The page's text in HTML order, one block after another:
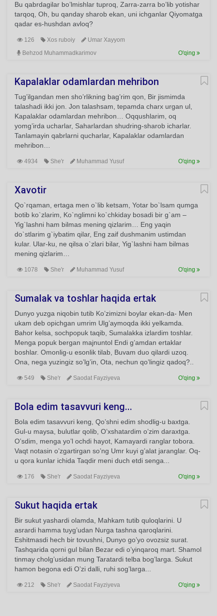
Bu qabrdagilar bo’lmishlar tuproq, Zarra-zarra bo’lib yotishar
tarqoq, Oh, bu qanday sharob ekan, uni ichganlar Qiyomatga
qadar es-hushdan avloq?
126 Xos ruboiy
Umar Xayyom
Behzod Muhammadkarimov
O'qing
Kapalaklar odamlardan mehribon
Tug’ilgandan men sho’rlikning bag’rim qon, Bir jismimda
talashadi ikki jon. Jon talashsam, tepamda charx urgan ul,
Kapalaklar odamlardan mehribon… Oqqushlarim, oq
yomg’irda ucharlar, Saharlardan shudring-sharob icharlar.
Tanlamayin qabrlarni qucharlar, Kapalaklar odamlardan
mehribon…
4934 She'r Muhammad Yusuf O'qing
Xavotir
Qo`rqaman, ertaga men o`lib ketsam, Yotar bo`lsam qumga
botib ko`zlarim, Ko`nglimni ko`chkiday bosadi bir g`am –
Yig`lashni ham bilmas mening qizlarim… Eng yaqin
do`stlarim g`iybatim qilar, Eng zaif dushmanim ustimdan
kular. Ular-ku, ne qilsa o`zlari bilar, Yig`lashni ham bilmas
mening qizlarim…
1078 She'r Muhammad Yusuf O'qing
Sumalak va toshlar haqida ertak
Dunyo yuzga niqobin tutib Ko’zimizni boylar ekan-da- Men
ukam deb opichgan umrim Ulg’aymoqda ikki yelkamda.
Bahor kelsa, sochpopuk taqib, Sumalakka izlardim toshlar.
Menga popuk bergan majnuntol Endi g’amdan ertaklar
boshlar. Omonlig-u esonlik tilab, Buvam duo qilardi uzoq.
Ona, nega yuzingiz so’lg’in, Ota, nechun qo’lingiz qadoq?..
549 She'r Saodat Fayziyeva O'qing
Bola edim tasavvuri keng...
Bola edim tasavvuri keng, Qo’shni edim shodlig-u baxtga.
Gul-u maysa, bulutlar qolib, O’xshatardim o’zim daraxtga.
O’sdim, menga yo’l ochdi hayot, Kamayardi ranglar tobora.
Vaqt notasin o’zgartirgan so’ng Umr kuyi g’alat jaranglar. Oq-
u qora kunlar ichida Taqdir meni duch etdi senga...
176 She'r Saodat Fayziyeva O'qing
Sukut haqida ertak
Bir sukut yashardi olamda, Mahkam tutib quloqlarini. U
asrardi hamma tuyg’udan Nurga tashna qaroqlarini.
Eshitmasdi hech bir tovushni, Dunyo go’yo ovozsiz surat.
Tashqarida qorni gul bilan Bezar edi o’yinqaroq mart. Shamol
tinmay cholg’usidan mung Taratardi telba bog’larga. Sukut
hamon begona edi O’zi dalli, ruhi sog’larga...
212 She'r Saodat Fayziyeva O'qing